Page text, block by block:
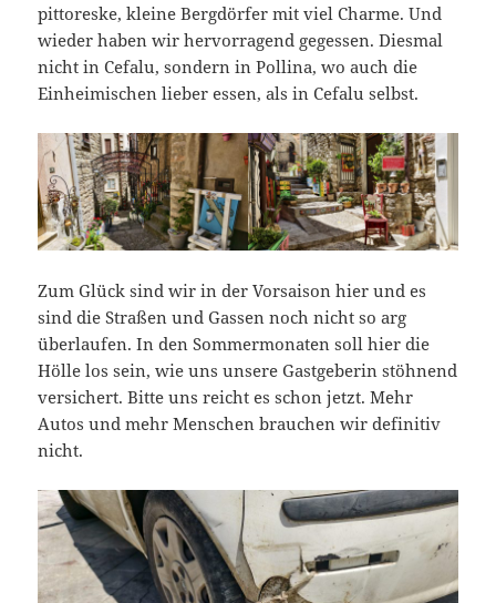
pittoreske, kleine Bergdörfer mit viel Charme. Und
wieder haben wir hervorragend gegessen. Diesmal
nicht in Cefalu, sondern in Pollina, wo auch die
Einheimischen lieber essen, als in Cefalu selbst.
Zum Glück sind wir in der Vorsaison hier und es
sind die Straßen und Gassen noch nicht so arg
überlaufen. In den Sommermonaten soll hier die
Hölle los sein, wie uns unsere Gastgeberin stöhnend
versichert. Bitte uns reicht es schon jetzt. Mehr
Autos und mehr Menschen brauchen wir definitiv
nicht.